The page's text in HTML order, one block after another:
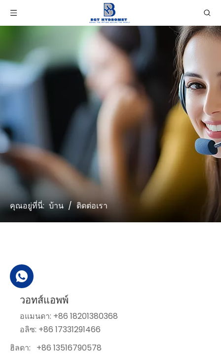
คุณอยู่ที่นี่: บ้าน / ติดต่อเรา
วอทส์แอพพ์
อแมนดา: +86 18201380368
อลิซ: +86 17331291466
ฮิลดา: +86 13516790578